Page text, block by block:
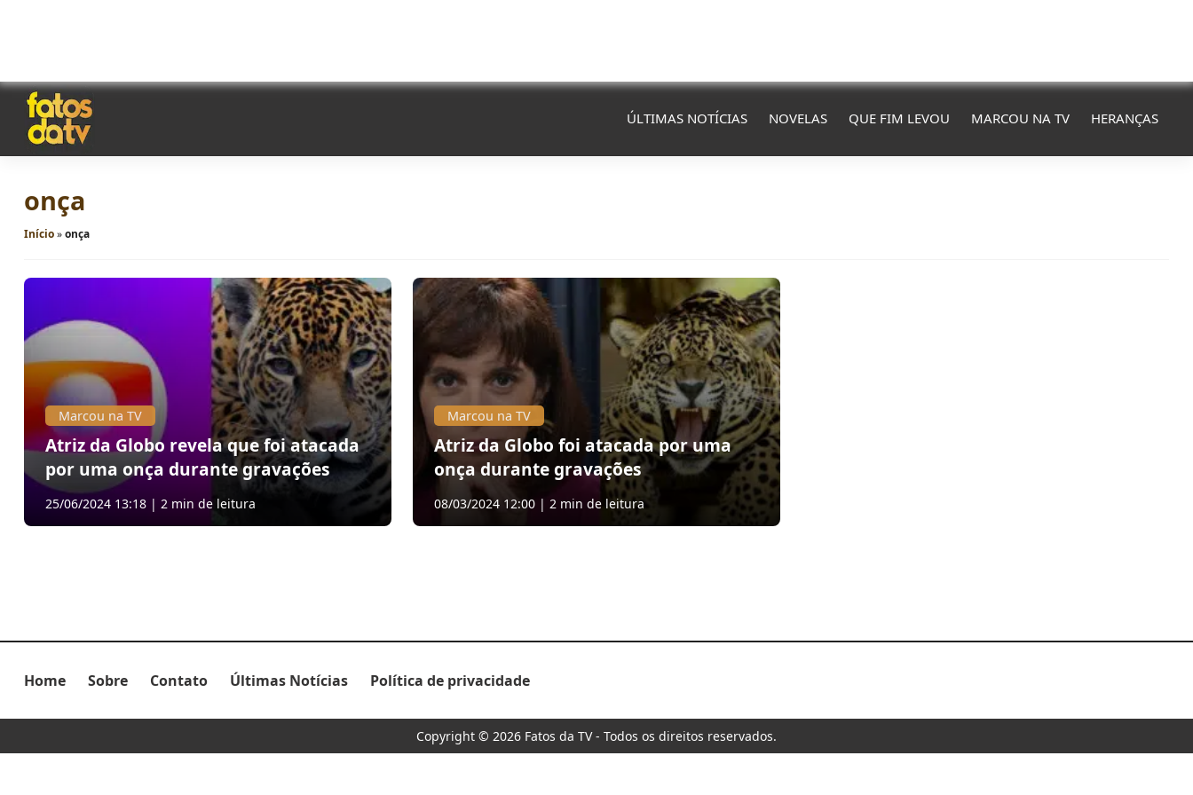
ÚLTIMAS NOTÍCIAS NOVELAS QUE FIM LEVOU MARCOU NA TV HERANÇAS
onça
Início»onça
Marcou na TV
Atriz da Globo revela que foi atacada
por uma onça durante gravações
25/06/2024 13:18 | 2 min de leitura
Marcou na TV
Atriz da Globo foi atacada por uma
onça durante gravações
08/03/2024 12:00 | 2 min de leitura
Home Sobre Contato Últimas Notícias Política de privacidade
Copyright © 2026 Fatos da TV - Todos os direitos reservados.